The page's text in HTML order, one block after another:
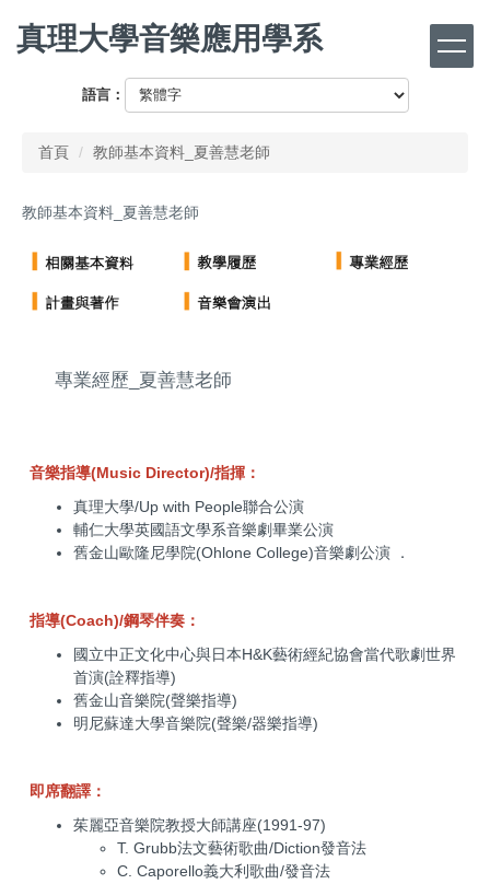
真理大學音樂應用學系
語言：
首頁 教師基本資料_夏善慧老師
教師基本資料_夏善慧老師
專業經歷_夏善慧老師
音樂指導(Music Director)/指揮：
真理大學/Up with People聯合公演
輔仁大學英國語文學系音樂劇畢業公演
舊金山歐隆尼學院(Ohlone College)音樂劇公演 ．
指導(Coach)/鋼琴伴奏：
國立中正文化中心與日本H&K藝術經紀協會當代歌劇世界
首演(詮釋指導)
舊金山音樂院(聲樂指導)
明尼蘇達大學音樂院(聲樂/器樂指導)
即席翻譯：
茱麗亞音樂院教授大師講座(1991-97)
T. Grubb法文藝術歌曲/Diction發音法
C. Caporello義大利歌曲/發音法